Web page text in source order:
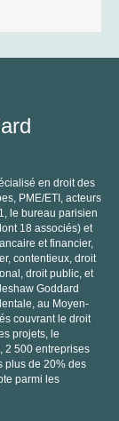
en droit des
PME/ETI, acteurs
le bureau parisien
18 associés) et
et financier,
contentieux, droit
droit public, et
Goddard
au Moyen-
couvrant le droit
projets, le
2 500 entreprises
plus de 20% des
parmi les